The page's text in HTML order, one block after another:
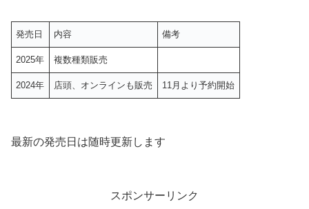
発売日 内容 備考
2025年 複数種類販売
2024年 店頭、オンラインも販売 11月より予約開始
最新の発売日は随時更新します
スポンサーリンク